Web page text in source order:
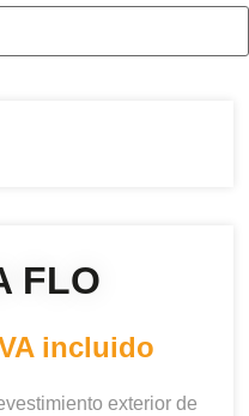
FLO
incluido
exterior de